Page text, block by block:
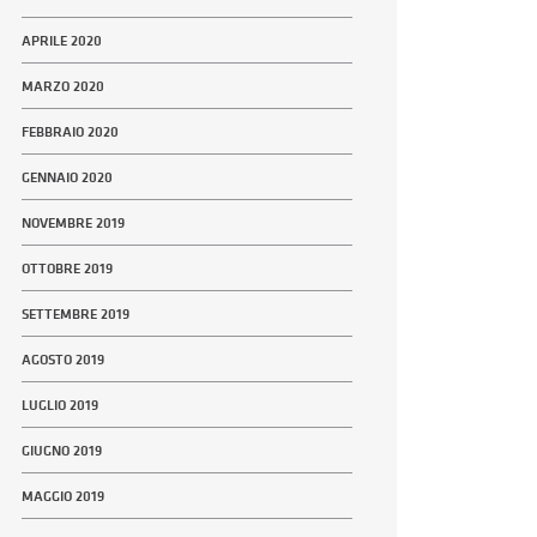
APRILE 2020
MARZO 2020
FEBBRAIO 2020
GENNAIO 2020
NOVEMBRE 2019
OTTOBRE 2019
SETTEMBRE 2019
AGOSTO 2019
LUGLIO 2019
GIUGNO 2019
MAGGIO 2019